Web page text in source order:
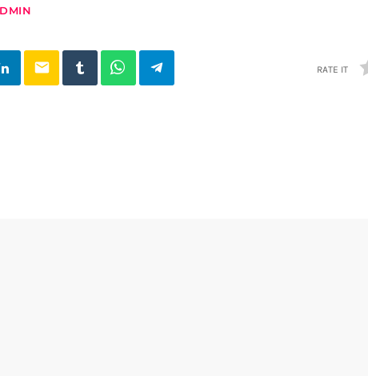
email RATE IT